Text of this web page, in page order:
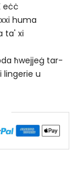
eċċ
huma
ta' xi
ħwejjeġ tar-
lingerie u